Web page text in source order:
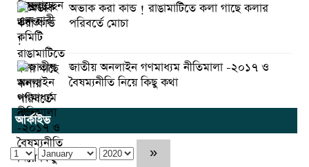
অভাক করা কান্ড ! রাঙামাটিতে কলা গাছে কলার
পরিবর্তে মোচা
জাতীয় অনলাইন গণমাধ্যম নীতিমালা -২০১৭ ও
বৈষম্যনীতি নিয়ে কিছু কথা
আর্কাইভ